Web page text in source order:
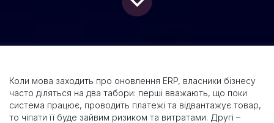
Коли мова заходить про оновлення ERP, власники бізнесу
часто діляться на два табори: перші вважають, що поки
система працює, проводить платежі та відвантажує товар,
то чіпати її буде зайвим ризиком та витратами. Другі –